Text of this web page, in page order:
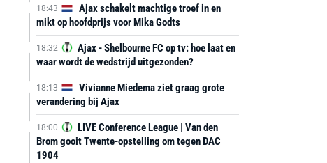
18:43
Ajax schakelt machtige troef in en
mikt op hoofdprijs voor Mika Godts
18:32
Ajax - Shelbourne FC op tv: hoe laat en
waar wordt de wedstrijd uitgezonden?
18:13
Vivianne Miedema ziet graag grote
verandering bij Ajax
18:00
LIVE Conference League | Van den
Brom gooit Twente-opstelling om tegen DAC
1904